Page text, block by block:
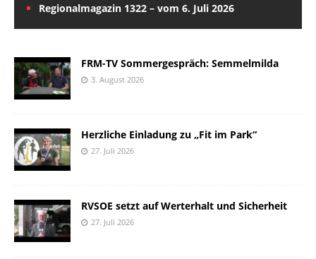
Regionalmagazin 1322 – vom 6. Juli 2026
FRM-TV Sommergespräch: Semmelmilda
3. August 2026
Herzliche Einladung zu „Fit im Park“
27. Juli 2026
RVSOE setzt auf Werterhalt und Sicherheit
27. Juli 2026